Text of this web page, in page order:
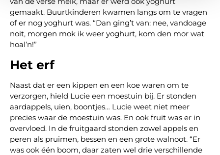
gemaakt. Buurtkinderen kwamen langs om te vragen
of er nog yoghurt was. “Dan ging’t van: nee, vandoage
noit, morgen mok ik weer yoghurt, kom den mor wat
hoal’n!”
Het erf
Naast dat er een kippen en een koe waren om te
verzorgen, hield Lucie een moestuin bij. Er stonden
aardappels, uien, boontjes… Lucie weet niet meer
precies waar de moestuin was. En ook fruit was er in
overvloed. In de fruitgaard stonden zowel appels en
peren als pruimen, bessen en een grote walnoot. “Er
was ook één boom, daar zaten wel drie verschillende